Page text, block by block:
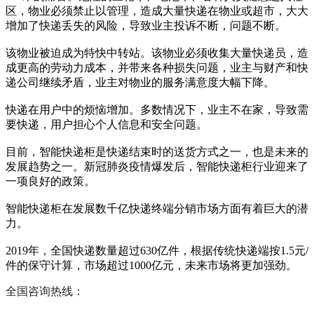
区，物业必须禁止以管理，造成大量快递在物业或超市，大大
增加了快递丢失的风险，导致业主投诉不断，问题不断。
该物业被迫成为特快中转站。该物业必须收集大量快递员，造
成更高的劳动力成本，并带来各种损失问题，业主与财产和快
递公司继续矛盾，业主对物业的服务满意度大幅下降。
快递在用户中的烦恼增加。多数情况下，业主不在家，导致需
要快递，用户担心个人信息和安全问题。
目前，智能快递柜是快递结束时的送货方式之一，也是未来的
发展趋势之一。新冠肺炎疫情爆发后，智能快递柜行业迎来了
一项良好的政策。
智能快递柜在发展数千亿快递终端分销市场方面有着巨大的潜
力。
2019年，全国快递数量超过630亿件，根据传统快递端按1.5元/
件的保守计算，市场超过1000亿元，未来市场将更加强劲。
全国咨询热线：